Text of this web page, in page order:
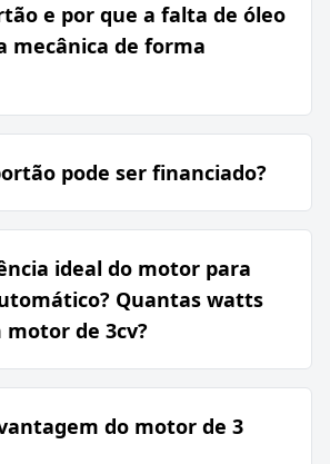
e por que a falta de óleo
mecânica de forma
pode ser financiado?
ideal do motor para
Quantas watts
de 3cv?
do motor de 3